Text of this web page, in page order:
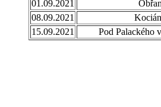
01.09.2021
08.09.2021
15.09.2021
Pod Palackého